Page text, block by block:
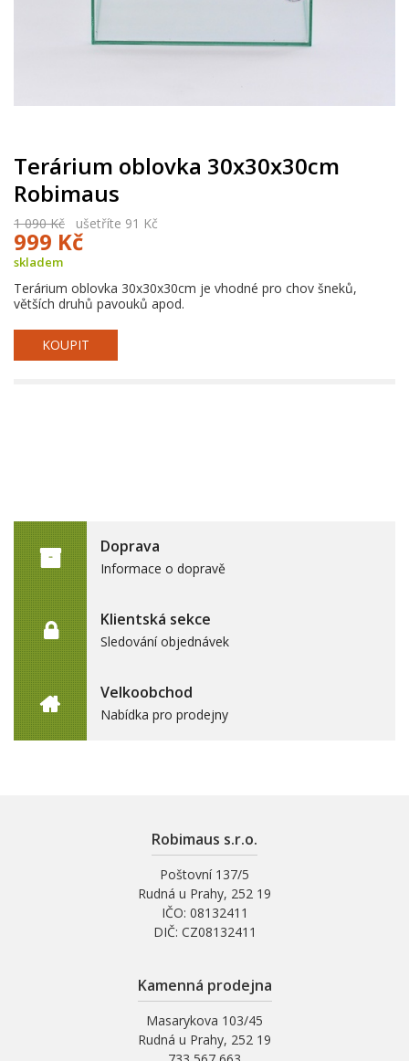
Terárium oblovka 30x30x30cm
Robimaus
1 090 Kč ušetříte 91 Kč
999 Kč
skladem
Terárium oblovka 30x30x30cm je vhodné pro chov šneků,
větších druhů pavouků apod.
KOUPIT
Doprava
Informace o dopravě
Klientská sekce
Sledování objednávek
Velkoobchod
Nabídka pro prodejny
Robimaus s.r.o.
Poštovní 137/5
Rudná u Prahy, 252 19
IČO: 08132411
DIČ: CZ08132411
Kamenná prodejna
Masarykova 103/45
Rudná u Prahy, 252 19